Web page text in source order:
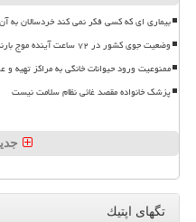
بیماری ای که کسی فکر نمی کند خردسالان به
وضعیت جوی کشور در ۷۲ ساعت آینده موج بارندگی های تابستانه در راه ۱۱ استان
ممنوعیت ورود حیوانات خانگی به مراکز تهیه
پزشک خانواده مقصد غائی نظام سلامت نیست
تگهای اپتیك